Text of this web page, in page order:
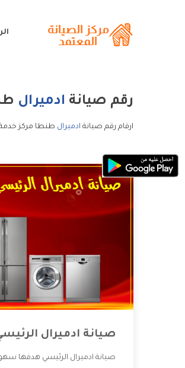
رقم صيانة ادميرال
ارقام رقم صيانة ادميرال طنطا مركز
صيانة ادميرال
صيانة ادميرال الرئيسي هدفها